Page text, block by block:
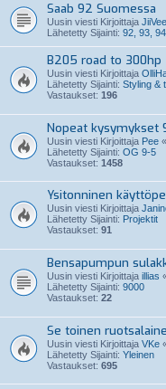
Saab 92 Suomessa
Uusin viesti Kirjoittaja JiiVee
Lähetetty Sijainti: 92, 93,
B205 road to 300hp
Uusin viesti Kirjoittaja
Lähetetty Sijainti: Styling &
Vastaukset: 196
Nopeat kysymykset
Uusin viesti Kirjoittaja Pee «
Lähetetty Sijainti: OG 9-5
Vastaukset: 1458
Ysitonninen
Uusin viesti Kirjoittaja
Lähetetty Sijainti: Projektit
Vastaukset: 91
Bensapumpun
Uusin viesti Kirjoittaja illias
Lähetetty Sijainti: 9000
Vastaukset: 22
Se toinen
Uusin viesti Kirjoittaja VKe
Lähetetty Sijainti: Yleinen
Vastaukset: 695